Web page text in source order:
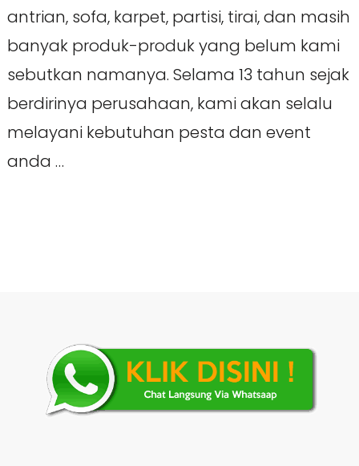
antrian, sofa, karpet, partisi, tirai, dan masih
banyak produk-produk yang belum kami
sebutkan namanya. Selama 13 tahun sejak
berdirinya perusahaan, kami akan selalu
melayani kebutuhan pesta dan event
anda …